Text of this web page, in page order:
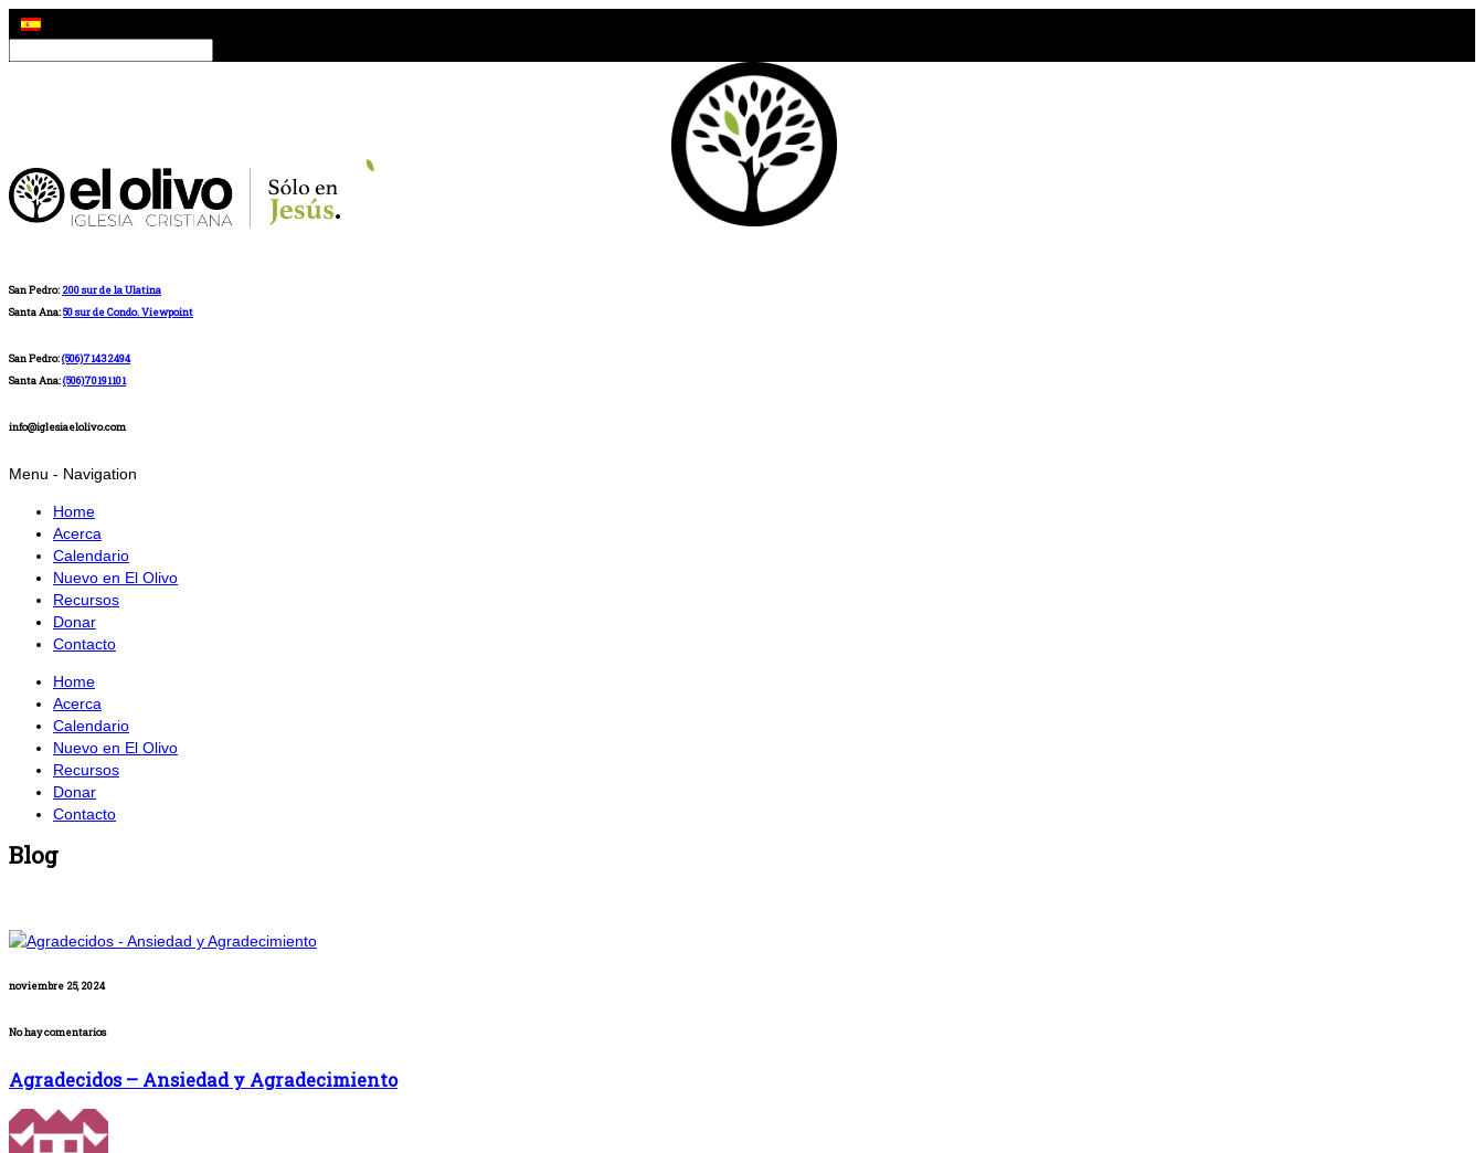
San Pedro: 200 sur de la Ulatina
Santa Ana:50 sur de Condo. Viewpoint
San Pedro:(506)71432494
Santa Ana:(506)70191101
info@iglesiaelolivo.com
Menu - Navigation
Home
Acerca
Calendario
Nuevo en El Olivo
Recursos
Donar
Contacto
Home
Acerca
Calendario
Nuevo en El Olivo
Recursos
Donar
Contacto
Blog
noviembre 25, 2024
No hay comentarios
Agradecidos – Ansiedad y Agradecimiento